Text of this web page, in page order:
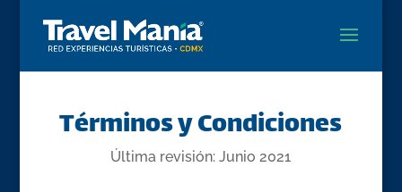
Términos y Condiciones
Última revisión: Junio 2021